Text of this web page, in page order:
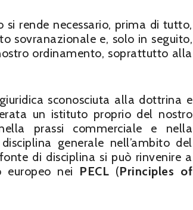
rende necessario, prima di tutto,
sovranazionale e, solo in seguito,
ordinamento, soprattutto alla
sconosciuta alla dottrina e
un istituto proprio del nostro
prassi commerciale e nella
generale nell’ambito del
di disciplina si può rinvenire a
nei PECL (Principles of